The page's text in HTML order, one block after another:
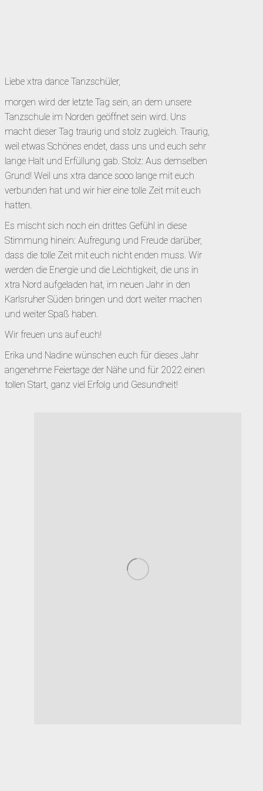
Liebe xtra dance Tanzschüler,
morgen wird der letzte Tag sein, an dem unsere
Tanzschule im Norden geöffnet sein wird. Uns
macht dieser Tag traurig und stolz zugleich. Traurig,
weil etwas Schönes endet, dass uns und euch sehr
lange Halt und Erfüllung gab. Stolz: Aus demselben
Grund! Weil uns xtra dance sooo lange mit euch
verbunden hat und wir hier eine tolle Zeit mit euch
hatten.
Es mischt sich noch ein drittes Gefühl in diese
Stimmung hinein: Aufregung und Freude darüber,
dass die tolle Zeit mit euch nicht enden muss. Wir
werden die Energie und die Leichtigkeit, die uns in
xtra Nord aufgeladen hat, im neuen Jahr in den
Karlsruher Süden bringen und dort weiter machen
und weiter Spaß haben.
Wir freuen uns auf euch!
Erika und Nadine wünschen euch für dieses Jahr
angenehme Feiertage der Nähe und für 2022 einen
tollen Start, ganz viel Erfolg und Gesundheit!